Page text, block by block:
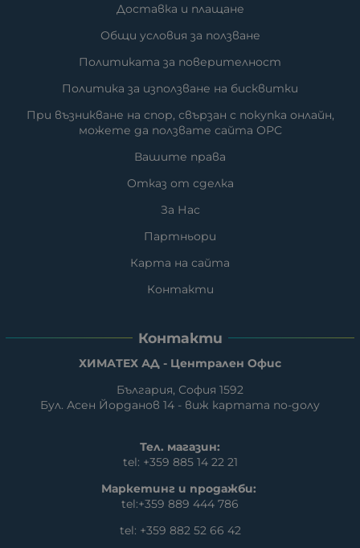
Доставка и плащане
Общи условия за ползване
Политиката за поверителност
Политика за използване на бисквитки
При възникване на спор, свързан с покупка онлайн,
можете да ползвате сайта ОРС
Вашите права
Отказ от сделка
За Нас
Партньори
Карта на сайта
Контакти
Контакти
ХИМАТЕХ АД - Централен Офис
България, София 1592
Бул. Асен Йорданов 14 - виж картата по-долу
Тел. магазин:
tel: +359 885 14 22 21
Маркетинг и продажби:
tel:+359 889 444 786
tel: +359 882 52 66 42